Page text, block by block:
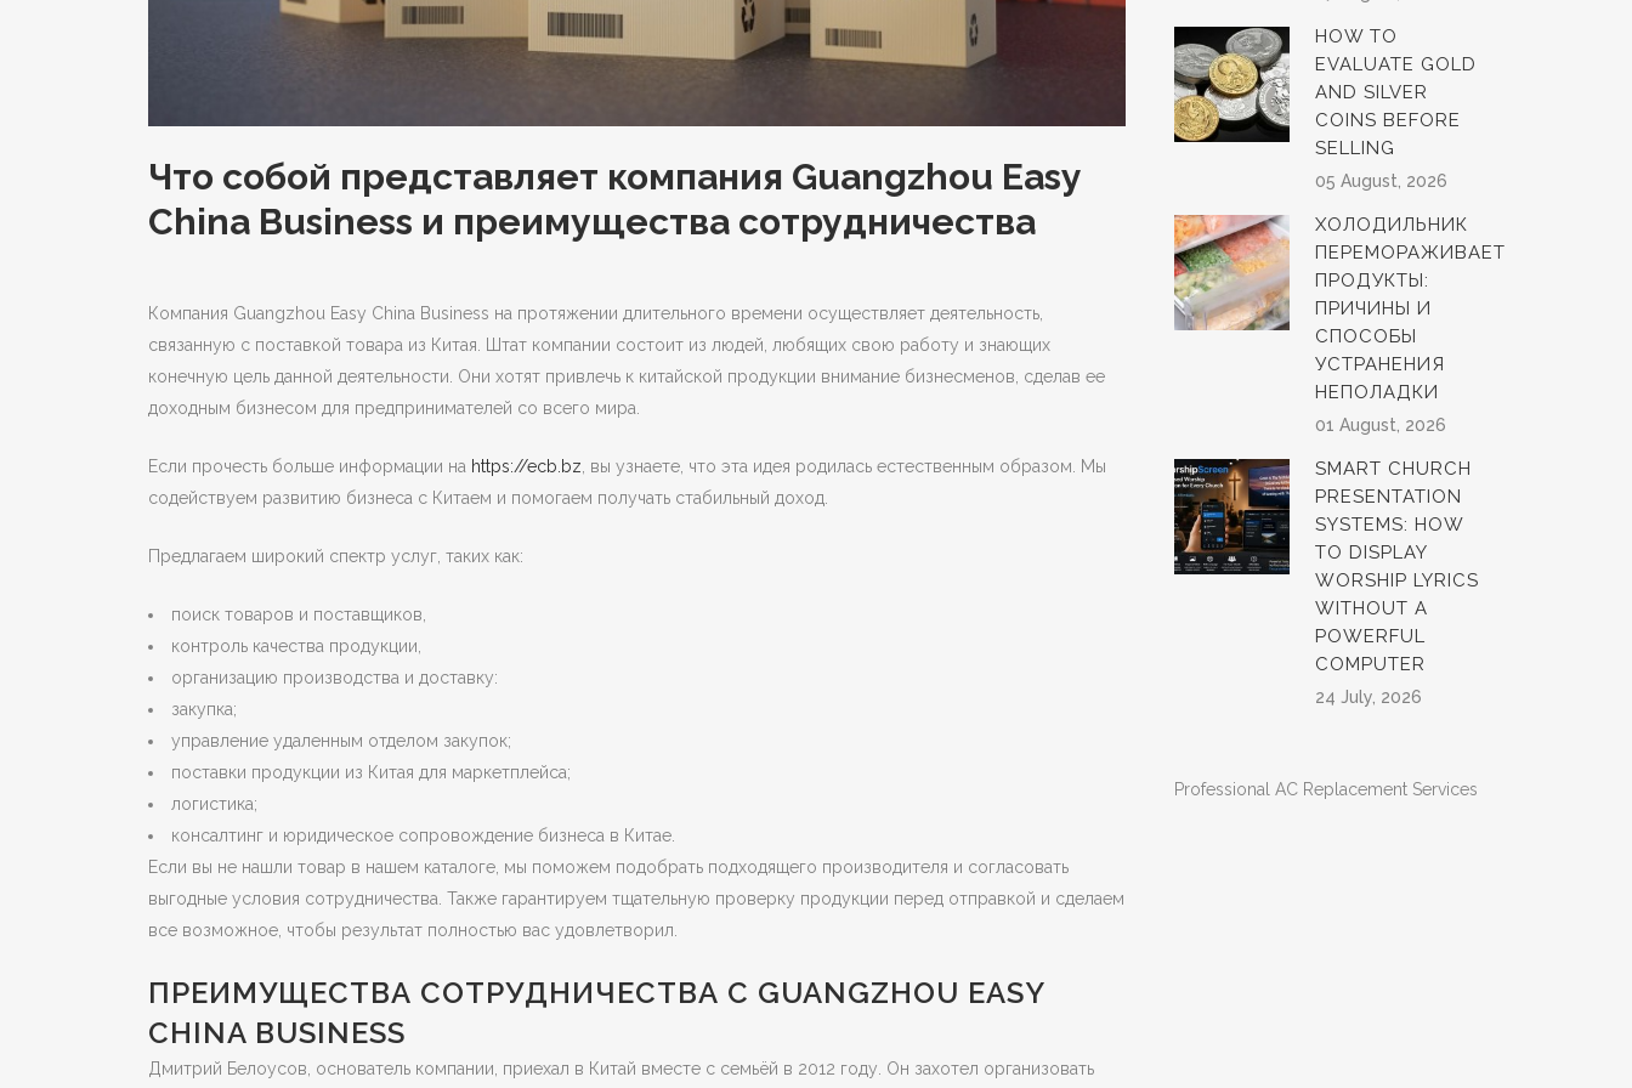
Что собой представляет компания Guangzhou Easy
China Business и преимущества сотрудничества
Компания Guangzhou Easy China Business на протяжении длительного времени осуществляет деятельность,
связанную с поставкой товара из Китая.
Штат компании состоит из людей, любящих свою работу и знающих
конечную цель данной деятельности. Они хотят привлечь к китайской продукции внимание бизнесменов, сделав ее
доходным бизнесом для предпринимателей со всего мира.
Если прочесть больше информации на https://ecb.bz , вы узнаете, что эта идея родилась естественным образом. Мы
содействуем развитию бизнеса с Китаем и помогаем получать стабильный доход.
Предлагаем широкий спектр услуг, таких как:
поиск товаров и поставщиков,
контроль качества продукции,
организацию производства и доставку:
закупка;
управление удаленным отделом закупок;
поставки продукции из Китая для маркетплейса;
логистика;
консалтинг и юридическое сопровождение бизнеса в Китае.
Если вы не нашли товар в нашем каталоге, мы поможем подобрать подходящего производителя и согласовать
выгодные условия сотрудничества. Также гарантируем тщательную проверку продукции перед отправкой и сделаем
все возможное, чтобы результат полностью вас удовлетворил.
ПРЕИМУЩЕСТВА СОТРУДНИЧЕСТВА С GUANGZHOU EASY
CHINA BUSINESS
Дмитрий Белоусов, основатель компании, приехал в Китай вместе с семьёй в 2012 году. Он захотел организовать
HOW TO
EVALUATE GOLD
AND SILVER
COINS BEFORE
SELLING
05 August, 2026
ХОЛОДИЛЬНИК
ПЕРЕМОРАЖИВАЕТ
ПРОДУКТЫ:
ПРИЧИНЫ И
СПОСОБЫ
УСТРАНЕНИЯ
НЕПОЛАДКИ
01 August, 2026
SMART CHURCH
PRESENTATION
SYSTEMS: HOW
TO DISPLAY
WORSHIP LYRICS
WITHOUT A
POWERFUL
COMPUTER
24 July, 2026
Professional AC Replacement Services